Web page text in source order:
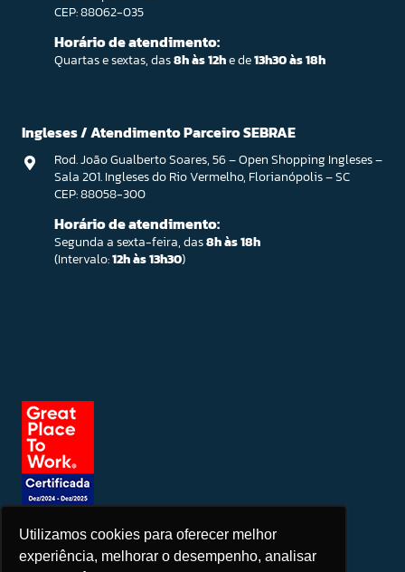
Utilizamos cookies para oferecer melhor
experiência, melhorar o desempenho, analisar
CEP: 88062-035
Horário de atendimento:
Quartas e sextas, das8h às 12he de13h30 às 18h
Ingleses / Atendimento Parceiro SEBRAE
Rod. João Gualberto Soares, 56 – Open Shopping Ingleses –
Sala 201. Ingleses do Rio Vermelho, Florianópolis – SC
CEP: 88058-300
Horário de atendimento:
Segunda a sexta-feira, das8h às 18h
(Intervalo:12h às 13h30)
Seja um patrocinador